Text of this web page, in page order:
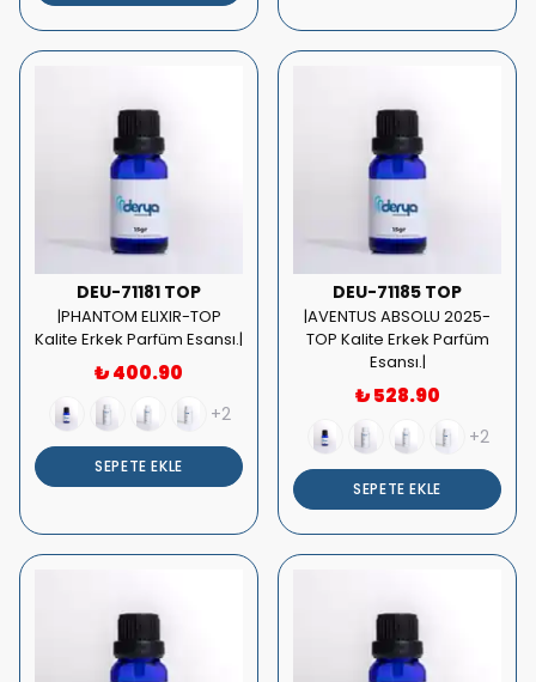
DEU-71181 TOP
|PHANTOM ELIXIR-TOP
Kalite Erkek Parfüm Esansı.|
₺ 400.90
+2
SEPETE EKLE
DEU-71185 TOP
|AVENTUS ABSOLU 2025-
TOP Kalite Erkek Parfüm
Esansı.|
₺ 528.90
+2
SEPETE EKLE